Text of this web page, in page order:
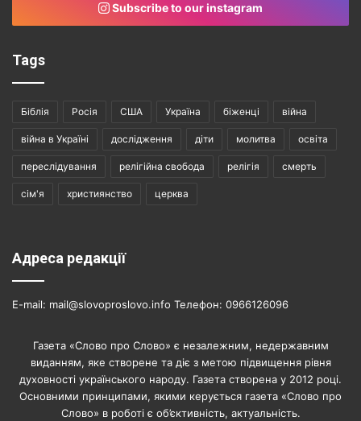
Subscribe to our instagram
Tags
Біблія Росія США Україна біженці війна
війна в Україні дослідження діти молитва освіта
переслідування релігійна свобода релігія смерть
сім'я християнство церква
Адреса редакції
E-mail: mail@slovoproslovo.info Телефон: 0966126096
Газета «Слово про Слово» є незалежним, недержавним
виданням, яке створене та діє з метою підвищення рівня
духовності українського народу. Газета створена у 2012 році.
Основними принципами, якими керується газета «Слово про
Слово» в роботі є об’єктивність, актуальність.